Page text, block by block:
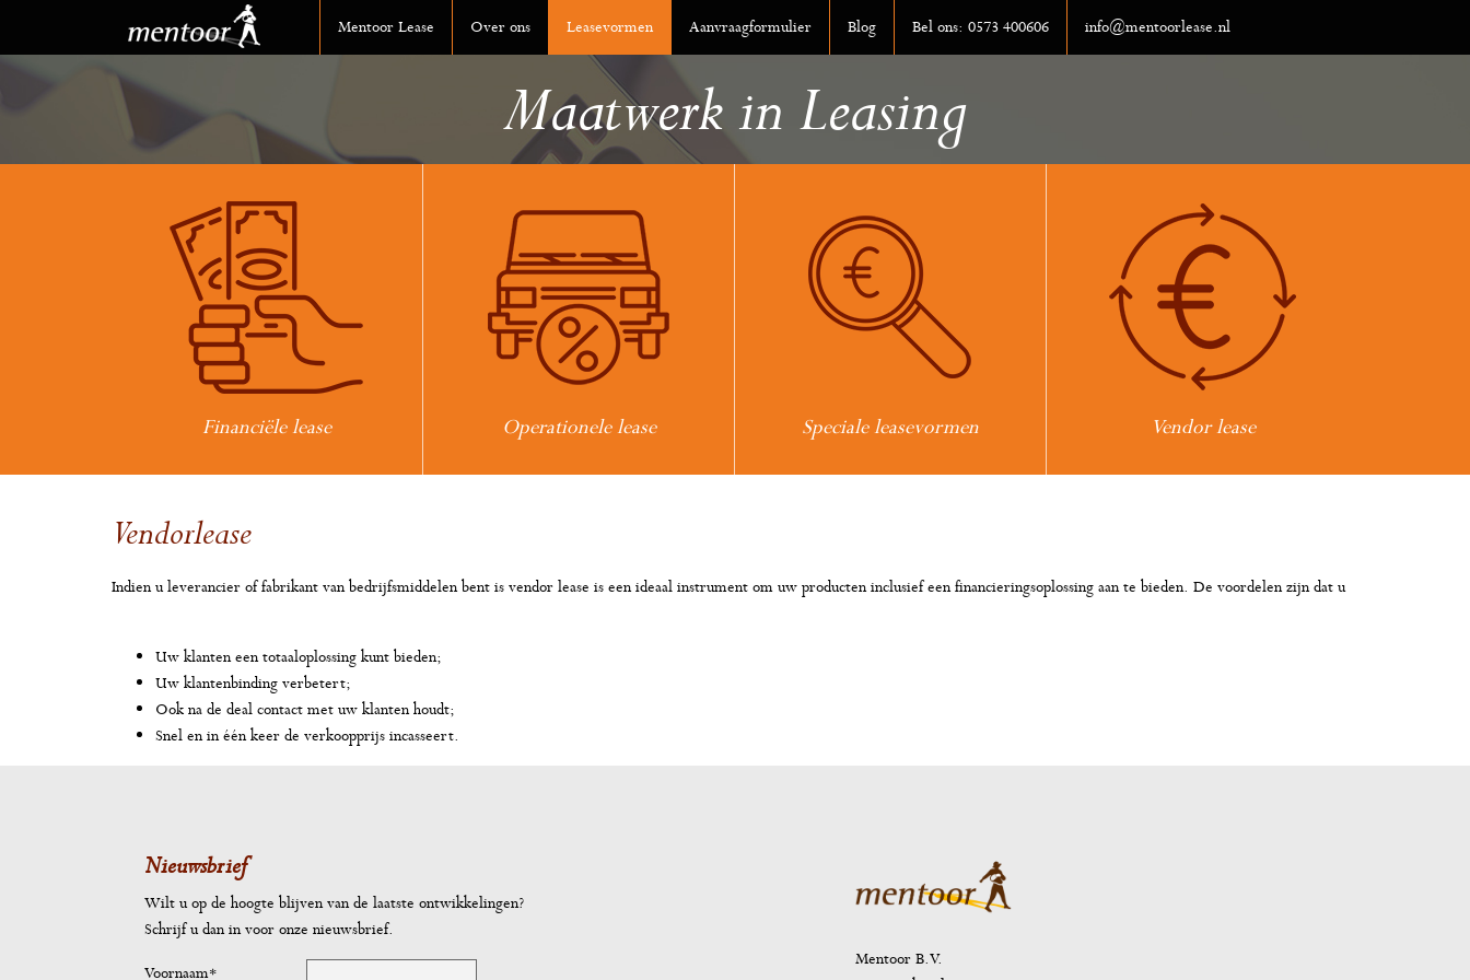
Mentoor Lease Over ons Leasevormen Aanvraagformulier Blog Bel ons: 0573 400606 info@mentoorlease.nl
Maatwerk in Leasing
Financiële lease Operationele lease Speciale leasevormen Vendor lease
Vendorlease
Indien u leverancier of fabrikant van bedrijfsmiddelen bent is vendor lease is een ideaal instrument om uw producten inclusief een financieringsoplossing aan te bieden. De voordelen zijn dat u
Uw klanten een totaaloplossing kunt bieden;
Uw klantenbinding verbetert;
Ook na de deal contact met uw klanten houdt;
Snel en in één keer de verkoopprijs incasseert.
Nieuwsbrief
Wilt u op de hoogte blijven van de laatste ontwikkelingen?
Schrijf u dan in voor onze nieuwsbrief.
Voornaam*
Mentoor B.V.